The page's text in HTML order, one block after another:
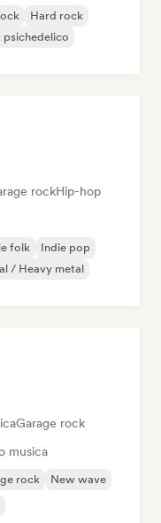
Hard rock
psichedelico
rockHip-hop
folk
Indie pop
/ Heavy metal
Garage rock
musica
rock
New wave